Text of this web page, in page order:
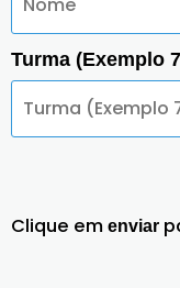
Turma (Exemplo
Clique em enviar